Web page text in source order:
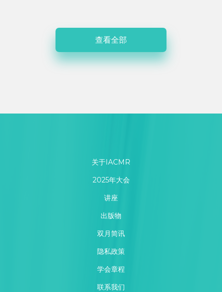
查看全部
关于IACMR
2025年大会
讲座
出版物
双月简讯
隐私政策
学会章程
联系我们